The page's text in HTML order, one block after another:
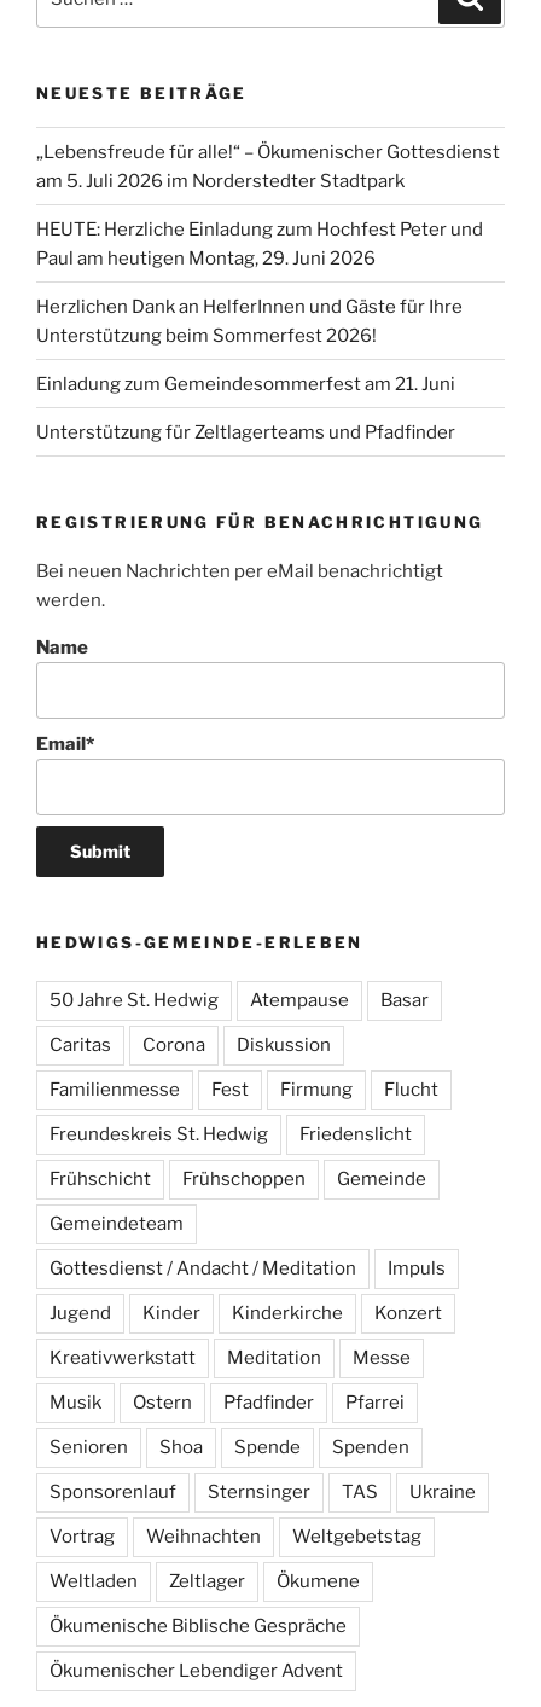
nach:
NEUESTE BEITRÄGE
„Lebensfreude für alle!“ – Ökumenischer Gottesdienst
am 5. Juli 2026 im Norderstedter Stadtpark
HEUTE: Herzliche Einladung zum Hochfest Peter und
Paul am heutigen Montag, 29. Juni 2026
Herzlichen Dank an HelferInnen und Gäste für Ihre
Unterstützung beim Sommerfest 2026!
Einladung zum Gemeindesommerfest am 21. Juni
Unterstützung für Zeltlagerteams und Pfadfinder
REGISTRIERUNG FÜR BENACHRICHTIGUNG
Bei neuen Nachrichten per eMail benachrichtigt
werden.
Name
Email*
HEDWIGS-GEMEINDE-ERLEBEN
50 Jahre St. Hedwig Atempause Basar
Caritas Corona Diskussion
Familienmesse Fest Firmung Flucht
Freundeskreis St. Hedwig Friedenslicht
Frühschicht Frühschoppen Gemeinde
Gemeindeteam
Gottesdienst / Andacht / Meditation Impuls
Jugend Kinder Kinderkirche Konzert
Kreativwerkstatt Meditation Messe
Musik Ostern Pfadfinder Pfarrei
Senioren Shoa Spende Spenden
Sponsorenlauf Sternsinger TAS Ukraine
Vortrag Weihnachten Weltgebetstag
Weltladen Zeltlager Ökumene
Ökumenische Biblische Gespräche
Ökumenischer Lebendiger Advent